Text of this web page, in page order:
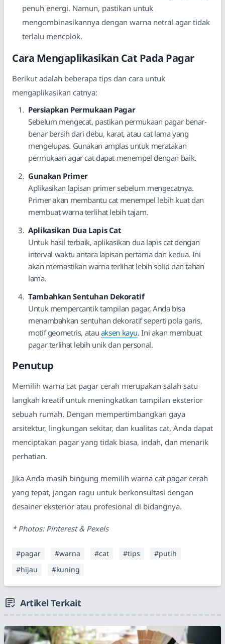
penuh energi. Namun, pastikan untuk
mengombinasikannya dengan warna netral agar tidak
terlalu mencolok.
Cara Mengaplikasikan Cat Pada Pagar
Berikut adalah beberapa tips dan cara untuk
mengaplikasikan catnya:
Persiapkan Permukaan Pagar
Sebelum mengecat, pastikan permukaan pagar benar-
benar bersih dari debu, karat, atau cat lama yang
mengelupas. Gunakan amplas untuk meratakan
permukaan agar cat dapat menempel dengan baik.
Gunakan Primer
Aplikasikan lapisan primer sebelum mengecatnya.
Primer akan membantu cat menempel lebih kuat dan
membuat warna terlihat lebih tajam.
Aplikasikan Dua Lapis Cat
Untuk hasil terbaik, aplikasikan dua lapis cat dengan
interval waktu antara lapisan pertama dan kedua. Ini
akan memastikan warna terlihat lebih solid dan tahan
lama.
Tambahkan Sentuhan Dekoratif
Untuk mempercantik tampilan pagar, Anda bisa
menambahkan sentuhan dekoratif seperti pola garis,
motif geometris, atau aksen kayu. Ini akan membuat
pagar terlihat lebih unik dan personal.
Penutup
Memilih warna cat pagar cerah merupakan salah satu
langkah kreatif untuk meningkatkan tampilan eksterior
sebuah rumah. Dengan mempertimbangkan gaya
arsitektur, lingkungan sekitar, dan kualitas cat, Anda dapat
menciptakan pagar yang tidak biasa, indah, dan menarik
perhatian.
Jika Anda masih bingung memilih warna cat pagar cerah
yang tepat, jangan ragu untuk berkonsultasi dengan
desainer eksterior atau profesional di bidangnya.
* Photos: Pinterest & Pexels
#pagar #warna #cat #tips
#putih
#hijau
#kuning
Artikel Terkait